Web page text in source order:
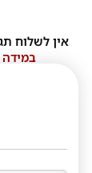
אין לשלוח
במידה